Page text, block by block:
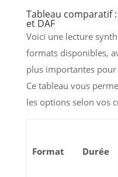
Tableau comparatif
et DAF
Voici une lecture
formats disponibles,
plus importantes
Ce tableau vous
les options selon vos
Format Durée